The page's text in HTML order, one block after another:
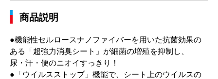
商品説明
●機能性セルロースナノファイバーを用いた抗菌効果の
ある「超強力消臭シート」が細菌の増殖を抑制し、
尿・汗・便のニオイすっきり！
●「ウイルスストップ」機能で、シート上のウイルスの